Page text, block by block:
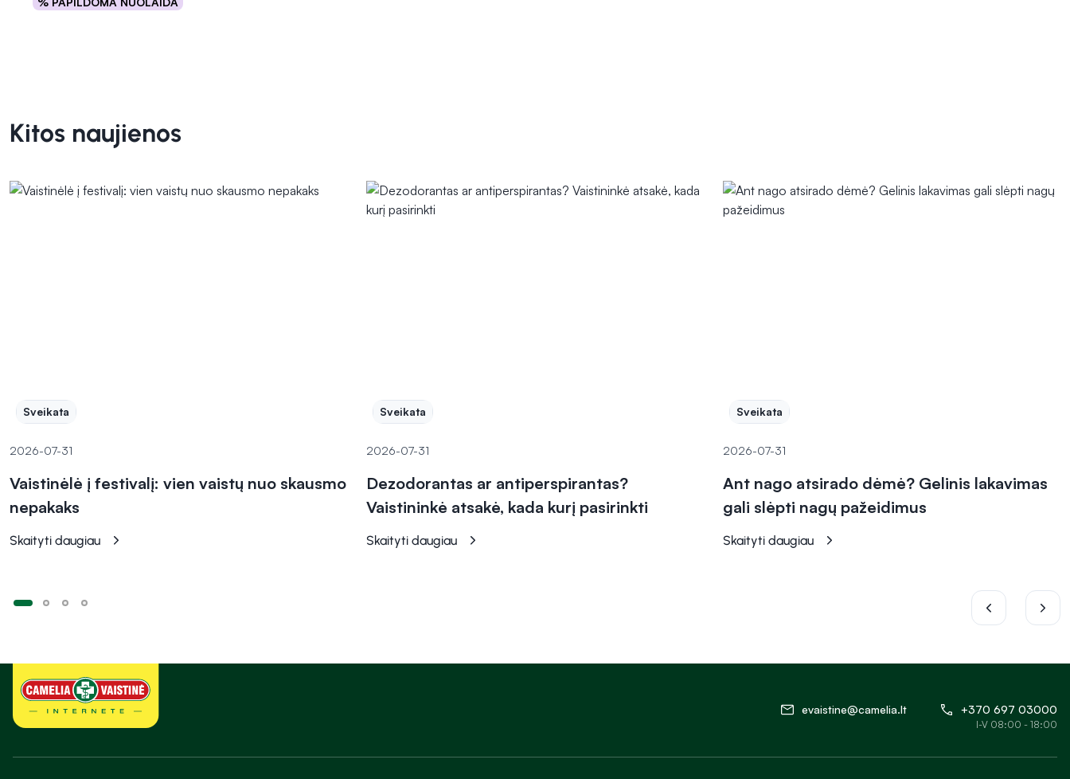
Į krepšelį
Kitos naujienos
Sveikata
2026-07-31
Vaistinėlė į festivalį: vien vaistų nuo skausmo
nepakaks
Skaityti daugiau
Sveikata
2026-07-31
Dezodorantas ar antiperspirantas?
Vaistininkė atsakė, kada kurį pasirinkti
Skaityti daugiau
Sveikata
2026-07-31
Ant nago atsirado dėmė? Gelinis lakavimas
gali slėpti nagų pažeidimus
Skaityti daugiau
evaistine@camelia.lt +370 697 03000
I-V 08:00 - 18:00